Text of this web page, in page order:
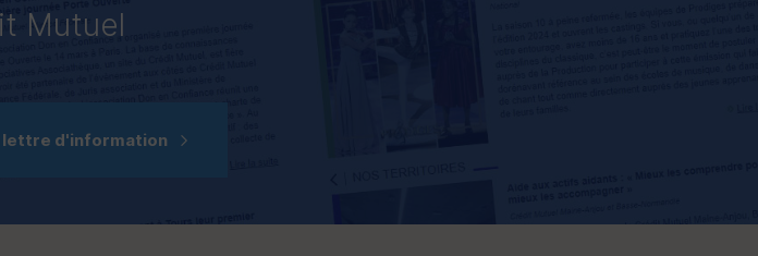
Mutuel
lettre d'information